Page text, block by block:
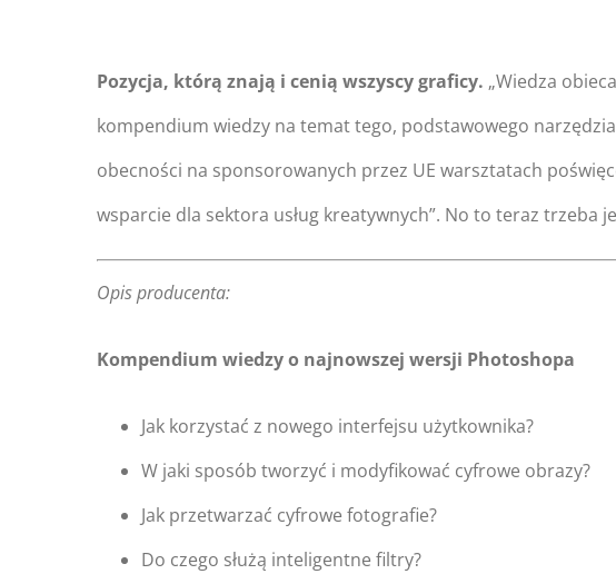
Pozycja, którą znają i cenią wszyscy graficy. „Wiedza
kompendium wiedzy na temat tego, podstawowego
obecności na sponsorowanych przez UE warsztatach
wsparcie dla sektora usług kreatywnych”. No to teraz trzeba
Opis producenta:
Kompendium wiedzy o najnowszej wersji Photoshopa
Jak korzystać z nowego interfejsu użytkownika?
W jaki sposób tworzyć i modyfikować cyfrowe obrazy?
Jak przetwarzać cyfrowe fotografie?
Do czego służą inteligentne filtry?